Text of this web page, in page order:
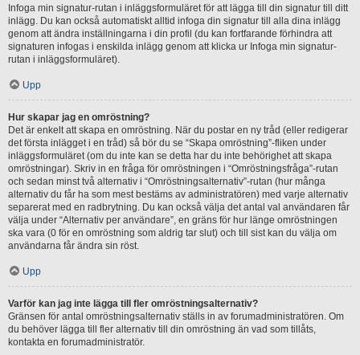
Infoga min signatur-rutan i inläggsformuläret för att lägga till din signatur till ditt
inlägg. Du kan också automatiskt alltid infoga din signatur till alla dina inlägg
genom att ändra inställningarna i din profil (du kan fortfarande förhindra att
signaturen infogas i enskilda inlägg genom att klicka ur Infoga min signatur-
rutan i inläggsformuläret).
Upp
Hur skapar jag en omröstning?
Det är enkelt att skapa en omröstning. När du postar en ny tråd (eller redigerar
det första inlägget i en tråd) så bör du se “Skapa omröstning”-fliken under
inläggsformuläret (om du inte kan se detta har du inte behörighet att skapa
omröstningar). Skriv in en fråga för omröstningen i “Omröstningsfråga”-rutan
och sedan minst två alternativ i “Omröstningsalternativ”-rutan (hur många
alternativ du får ha som mest bestäms av administratören) med varje alternativ
separerat med en radbrytning. Du kan också välja det antal val användaren får
välja under “Alternativ per användare”, en gräns för hur länge omröstningen
ska vara (0 för en omröstning som aldrig tar slut) och till sist kan du välja om
användarna får ändra sin röst.
Upp
Varför kan jag inte lägga till fler omröstningsalternativ?
Gränsen för antal omröstningsalternativ ställs in av forumadministratören. Om
du behöver lägga till fler alternativ till din omröstning än vad som tillåts,
kontakta en forumadministratör.